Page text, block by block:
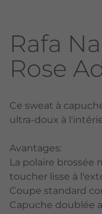
Rafa
Rose
Ce sweat à
ultra-doux à
Avantages:
La polaire
toucher lisse à
Coupe standard
Capuche doublée